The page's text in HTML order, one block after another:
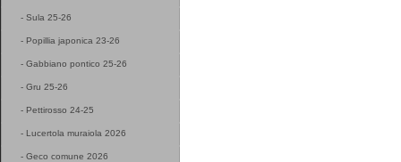
- Sula 25-26
- Popillia japonica 23-26
- Gabbiano pontico 25-26
- Gru 25-26
- Pettirosso 24-25
- Lucertola muraiola 2026
- Geco comune 2026